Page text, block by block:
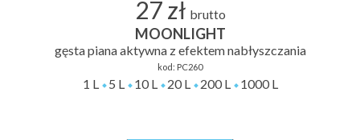
27 zł brutto
MOONLIGHT
gęsta piana aktywna z efektem nabłyszczania
kod: PC260
1 L 5 L 10 L 20 L 200 L 1000 L